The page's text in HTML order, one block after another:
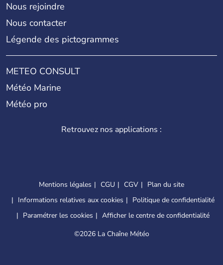
Nous rejoindre
Nous contacter
Légende des pictogrammes
METEO CONSULT
Météo Marine
Météo pro
Retrouvez nos applications :
Mentions légales CGU CGV
Plan du site
Informations relatives aux cookies
Politique de confidentialité
Paramétrer les cookies
Afficher le centre de confidentialité
©2026 La Chaîne Météo